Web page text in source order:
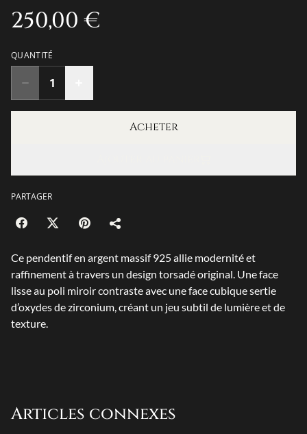
250,00 €
QUANTITÉ
Acheter
PARTAGER
Ce pendentif en argent massif 925 allie modernité et
raffinement à travers un design torsadé original. Une face
lisse au poli miroir contraste avec une face cubique sertie
d’oxydes de zirconium, créant un jeu subtil de lumière et de
texture.
Articles connexes